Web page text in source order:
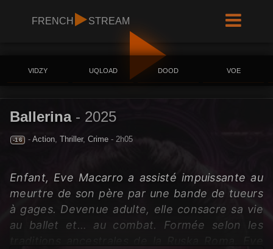
FRENCH STREAM
VIDZY UQLOAD DOOD VOE
Ballerina - 2025
-16 - Action, Thriller, Crime - 2h05
Enfant, Eve Macarro a assisté impuissante au
meurtre de son père par une bande de tueurs
à gages. Devenue adulte, elle consacre sa vie
au ballet et… au combat. Formée selon les